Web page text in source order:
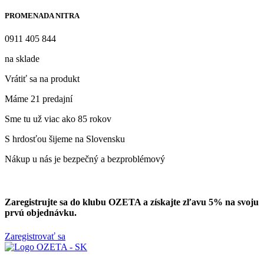
PROMENADA NITRA
0911 405 844
na sklade
Vrátiť sa na produkt
Máme 21 predajní
Sme tu už viac ako 85 rokov
S hrdosťou šijeme na Slovensku
Nákup u nás je bezpečný a bezproblémový
Zaregistrujte sa do klubu OZETA a získajte zľavu 5% na svoju
prvú objednávku.
Zaregistrovať sa